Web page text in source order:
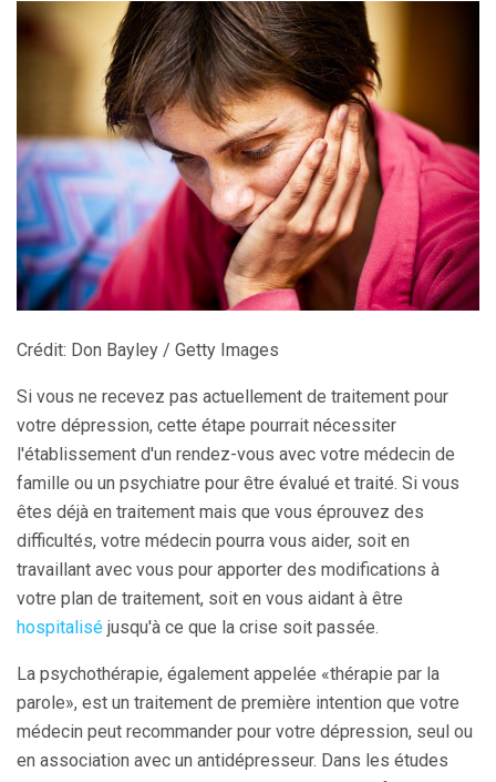
Crédit: Don Bayley / Getty Images
Si vous ne recevez pas actuellement de traitement pour
votre dépression, cette étape pourrait nécessiter
l'établissement d'un rendez-vous avec votre médecin de
famille ou un psychiatre pour être évalué et traité. Si vous
êtes déjà en traitement mais que vous éprouvez des
difficultés, votre médecin pourra vous aider, soit en
travaillant avec vous pour apporter des modifications à
votre plan de traitement, soit en vous aidant à être
hospitalisé jusqu'à ce que la crise soit passée.
La psychothérapie, également appelée «thérapie par la
parole», est un traitement de première intention que votre
médecin peut recommander pour votre dépression, seul ou
en association avec un antidépresseur. Dans les études